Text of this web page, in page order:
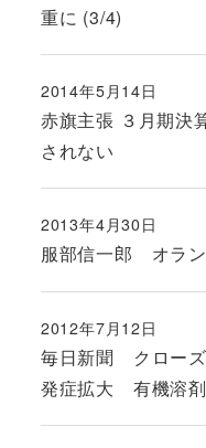
重に (3/4)
赤旗主張 ３月期決
されない
投稿日
2014年5月14日
服部信一郎 オラ
投稿日
2013年4月30日
毎日新聞 クローズ
発症拡大 有機溶
投稿日
2012年7月12日